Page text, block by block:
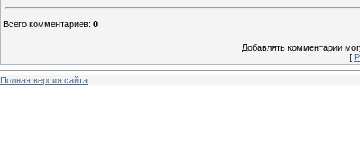
Всего комментариев: 0
Добавлять комментарии
[
Полная версия сайта